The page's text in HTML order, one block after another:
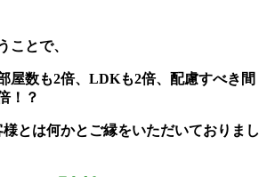
ことで、
屋数も2倍、LDKも2倍、配慮すべき間
！？
とは何かとご縁をいただいておりまし